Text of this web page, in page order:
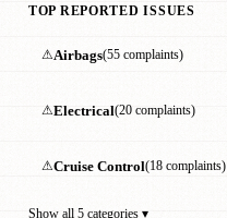
TOP REPORTED ISSUES
⚠Airbags(55 complaints)
⚠Electrical(20 complaints)
⚠Cruise Control(18 complaints)
Show all 5 categories ▾